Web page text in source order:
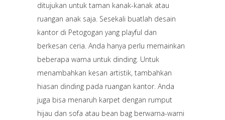
ditujukan untuk taman kanak-kanak atau
ruangan anak saja. Sesekali buatlah desain
kantor di Petogogan yang playful dan
berkesan ceria. Anda hanya perlu memainkan
beberapa warna untuk dinding. Untuk
menambahkan kesan artistik, tambahkan
hiasan dinding pada ruangan kantor. Anda
juga bisa menaruh karpet dengan rumput
hijau dan sofa atau bean bag berwarna-warni